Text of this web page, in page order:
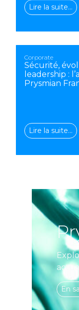
Lire la suite…
Corporate
Sécurité,
leadership :
Prysmian
Lire la suite…
En